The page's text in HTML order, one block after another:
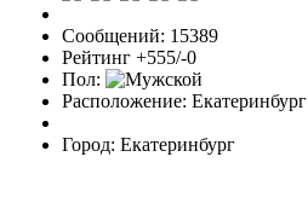
Сообщений: 15389
Рейтинг +555/-0
Пол:
Расположение: Екатеринбург
Город: Екатеринбург